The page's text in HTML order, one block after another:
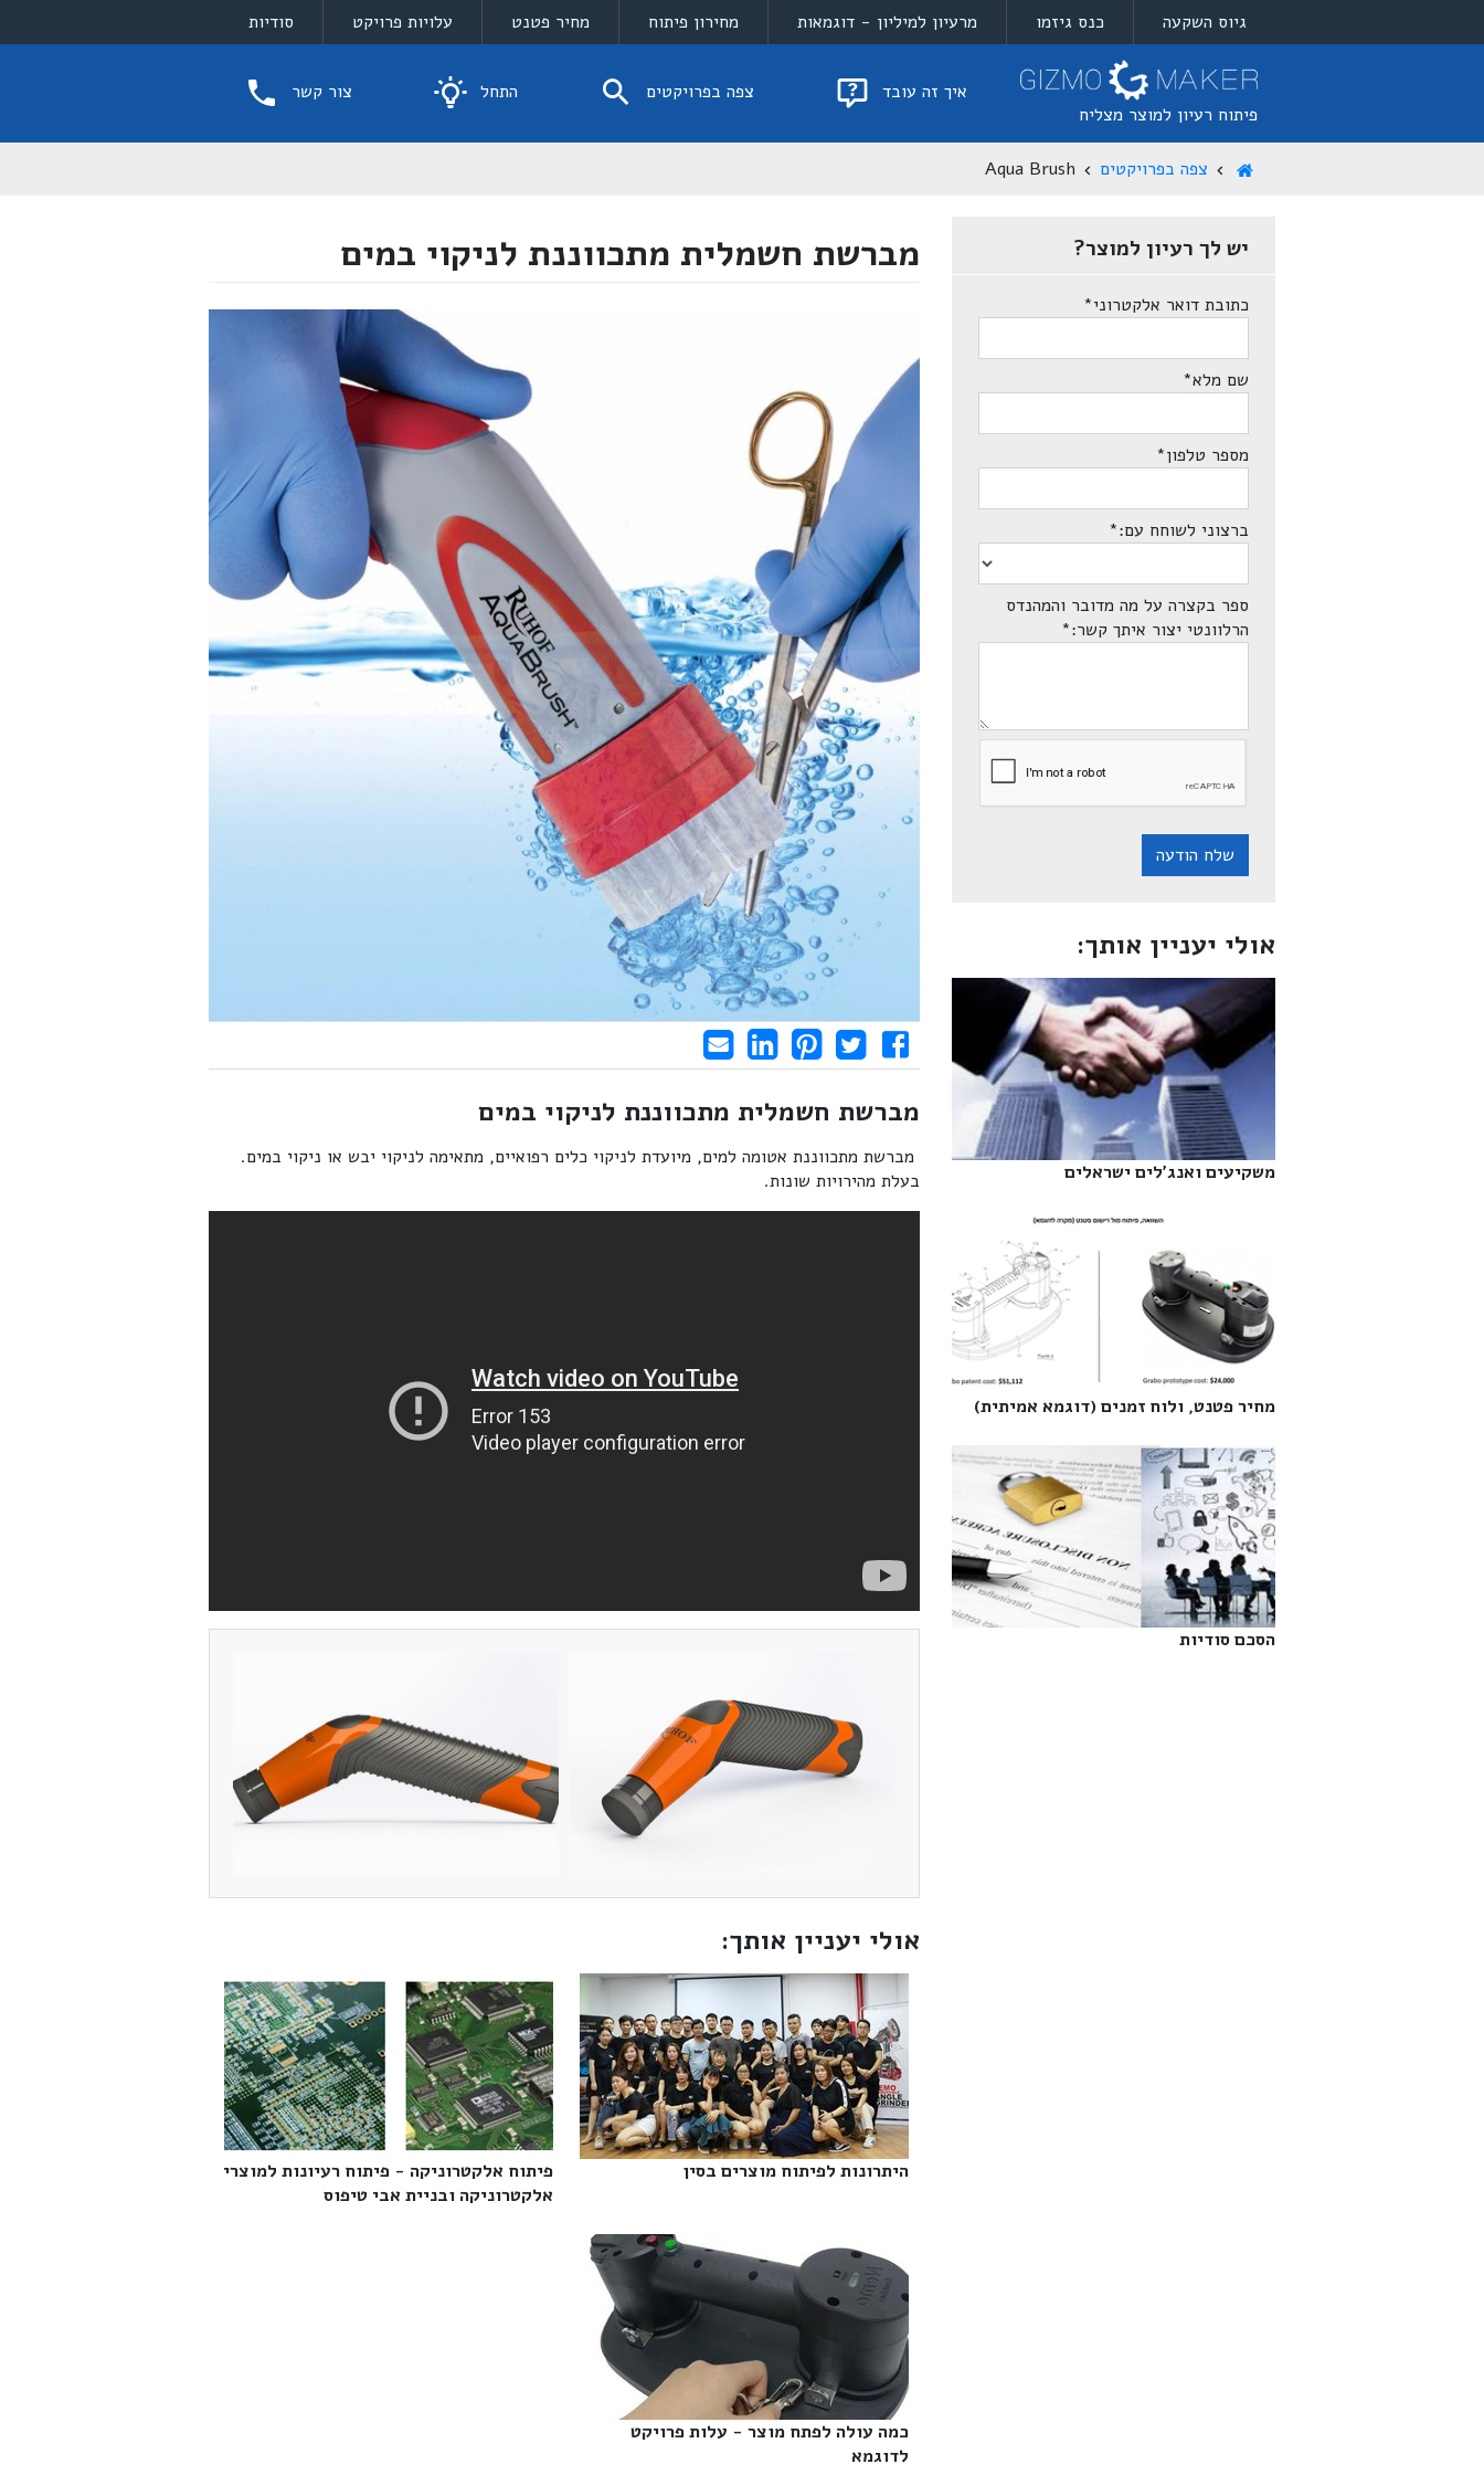
גיוס השקעה כנס גיזמו מרעיון למיליון - דוגמאות מחירון פיתוח מחיר פטנט עלויות פרויקט סודיות
פיתוח רעיון למוצר מצליח
איך זה עובד צפה בפרויקטים התחל צור קשר
צפה בפרויקטים Aqua Brush
מברשת חשמלית מתכווננת לניקוי במים
Share on Facebook
Tweet
Pin it
Share on LinkedIn
Send email
מברשת חשמלית מתכווננת לניקוי במים
מברשת מתכווננת אטומה למים, מיועדת לניקוי כלים רפואיים, מתאימה לניקוי יבש או ניקוי במים.
בעלת מהירויות שונות.
אולי יעניין אותך:
היתרונות לפיתוח מוצרים בסין‎
פיתוח אלקטרוניקה - פיתוח רעיונות למוצרי
אלקטרוניקה ובניית אבי טיפוס‎
כמה עולה לפתח מוצר - עלות פרויקט
לדוגמא‎
יש לך רעיון למוצר?
כתובת דואר אלקטרוני*
שם מלא*
מספר טלפון*
ברצוני לשוחח עם:*
ספר בקצרה על מה מדובר והמהנדס
הרלוונטי יצור איתך קשר:*
שלח הודעה
אולי יעניין אותך:
משקיעים ואנג'לים ישראלים‎
מחיר פטנט, ולוח זמנים (דוגמא אמיתית)‎
הסכם סודיות‎